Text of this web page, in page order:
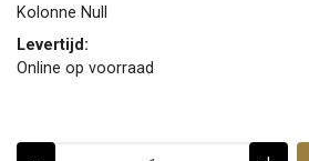
Kolonne Null
Levertijd:
Online op voorraad